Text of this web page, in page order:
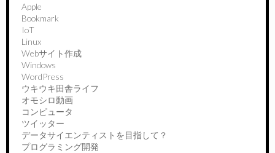
Apple
Bookmark
IoT
Linux
Webサイト作成
Windows
WordPress
ウキウキ田舎ライフ
オモシロ動画
コンピュータ
ツイッター
データサイエンティストを目指して？
プログラミング開発